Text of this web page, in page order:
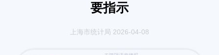
要指示
上海市统计局 2026-04-08